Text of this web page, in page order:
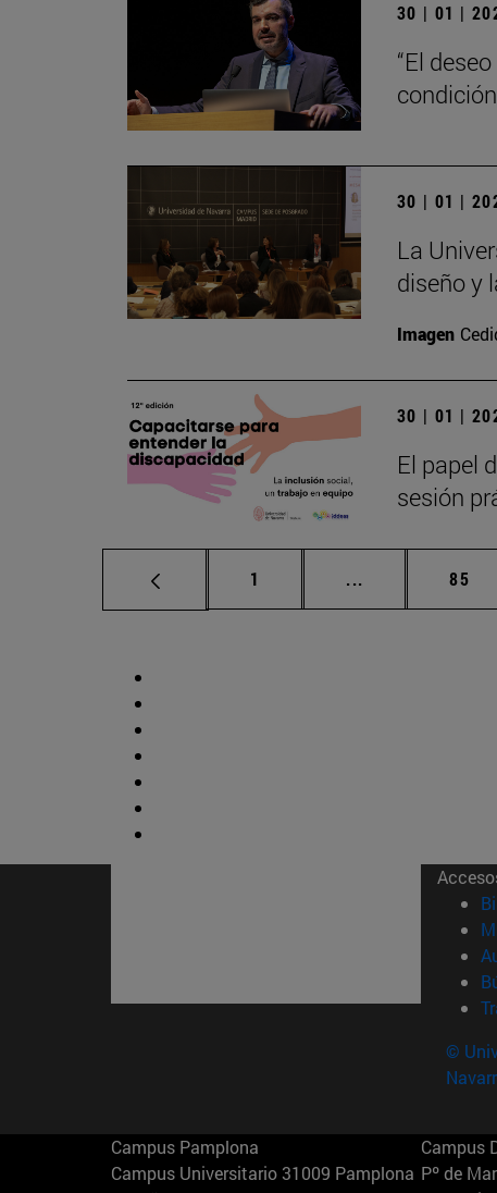
30 | 01 |
“El
30 | 01 |
La
diseño y
Imagen
30 | 01 |
El papel
sesión
Página
1 ... Páginas Página
85
©
Campus Pamplona
Campus Universitario 31009 Pamplona
Campus
Pº de